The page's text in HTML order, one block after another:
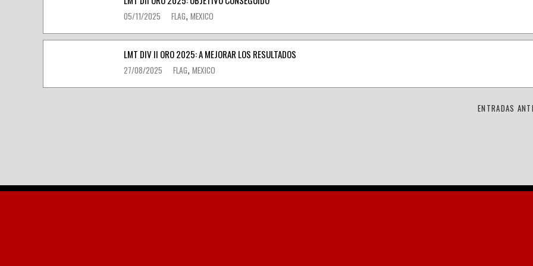
05/11/2025 FLAG, MEXICO
LMT DIV II ORO 2025: A MEJORAR LOS RESULTADOS
27/08/2025 FLAG, MEXICO
ENTRADAS